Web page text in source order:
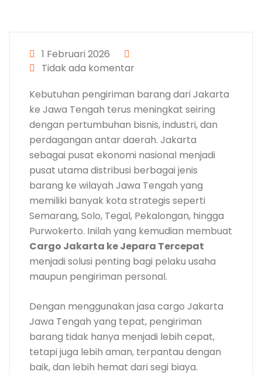
1 Februari 2026
Tidak ada komentar
Kebutuhan pengiriman barang dari Jakarta
ke Jawa Tengah terus meningkat seiring
dengan pertumbuhan bisnis, industri, dan
perdagangan antar daerah. Jakarta
sebagai pusat ekonomi nasional menjadi
pusat utama distribusi berbagai jenis
barang ke wilayah Jawa Tengah yang
memiliki banyak kota strategis seperti
Semarang, Solo, Tegal, Pekalongan, hingga
Purwokerto. Inilah yang kemudian membuat
Cargo Jakarta ke Jepara Tercepat
menjadi solusi penting bagi pelaku usaha
maupun pengiriman personal.
Dengan menggunakan jasa cargo Jakarta
Jawa Tengah yang tepat, pengiriman
barang tidak hanya menjadi lebih cepat,
tetapi juga lebih aman, terpantau dengan
baik, dan lebih hemat dari segi biaya.